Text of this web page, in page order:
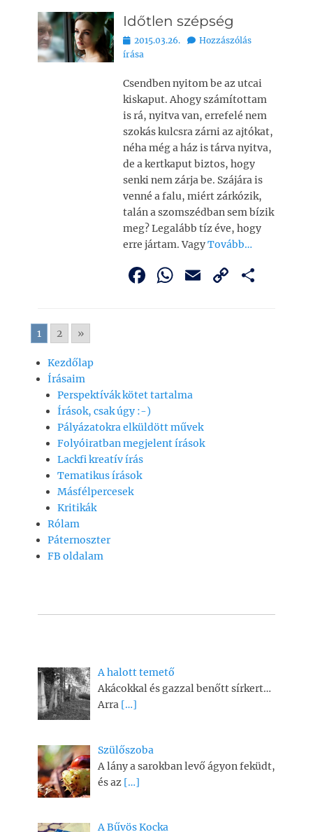
e
b
o
o
k
s
A
p
p
l
y
Li
n
k
e
g
Időtlen szépség
Bejegyezve
2015.03.26.
Hozzászólás
írása
Csendben nyitom be az utcai
kiskaput. Ahogy számítottam
is rá, nyitva van, errefelé nem
szokás kulcsra zárni az ajtókat,
néha még a ház is tárva­ nyitva,
de a kertkaput biztos, hogy
senki nem zárja be. Szájára is
venné a falu, miért zárkózik,
talán a szomszédban sem bízik
meg? Legalább tíz éve, hogy
erre jártam. VagyTovább…
F
o
o
k
W
p
E
C
1 2 »
Kezdőlap
Írásaim
Perspektívák kötet tartalma
Írások, csak úgy :-)
Pályázatokra elküldött művek
Folyóiratban megjelent írások
Lackfi kreatív írás
Tematikus írások
Másfélpercesek
Kritikák
Rólam
Páternoszter
FB oldalam
A halott temető
Akácokkal és gazzal benőtt sírkert…
Arra […]
Szülőszoba
A lány a sarokban levő ágyon feküdt,
és az […]
A Bűvös Kocka